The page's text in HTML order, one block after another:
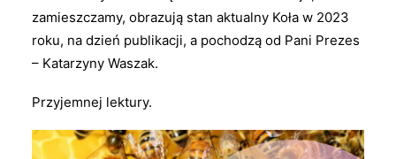
zamieszczamy, obrazują stan aktualny Koła w 2023
roku, na dzień publikacji, a pochodzą od Pani Prezes
– Katarzyny Waszak.
Przyjemnej lektury.